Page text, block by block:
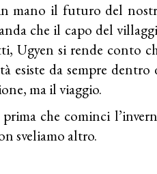
mano il futuro del
che il capo del
Ugyen si rende conto
esiste da sempre dentro
ma il viaggio.
che cominci
sveliamo altro.